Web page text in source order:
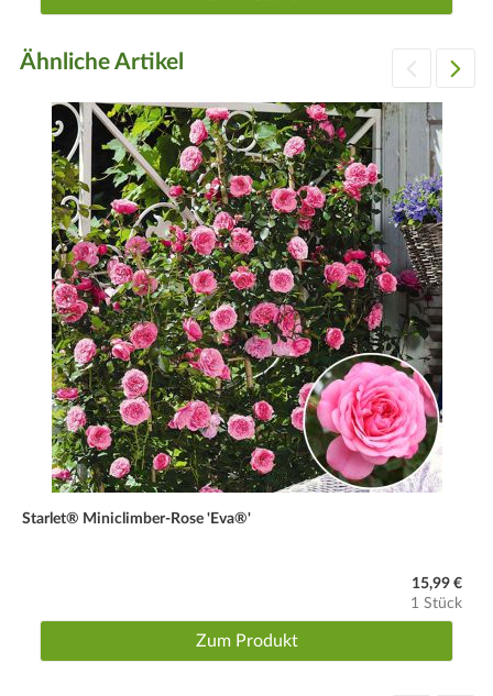
2,5 bis 3,5 Meter
Platzbedarf
Etwa 1 Meter
Blüte
Rot
Blütezeit
Juni bis in den späten Herbst möglich
Schnitt
Nach dem Abhäufeln im Frühjahr wird der erforderliche
Frühjahrsrückschnitt vorgenommen, um den Neuaustrieb zu
aktivieren. Auch altes Holz und zurückgefrorene Triebe
werden entfernt
Winter
möglichst hoch anhäufeln (keinen Torf verwenden, da Rosen
keinen sauren Boden mögen). Anschließend mit Tannenreisig
Ähnliche Artikel
Starlet® Miniclimber-Rose 'Eva®'
15,99 €
1 Stück
Zum Produkt